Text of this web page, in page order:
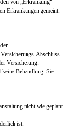
von „Erkrankung“
Erkrankungen gemeint.
Versicherungs-Abschluss
Versicherung.
Behandlung. Sie
nicht wie geplant
ist.